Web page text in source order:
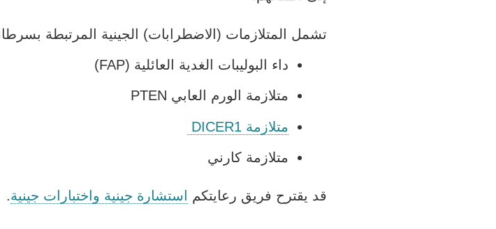
تشمل المتلازمات (الاضطرابات) الجينية المرتبطة
داء البوليبات الغدية العائلية (FAP)
متلازمة الورم العابي PTEN
متلازمة DICER1
متلازمة كارني
قد يقترح فريق رعايتكم استشارة جينية واختبارات جينية.